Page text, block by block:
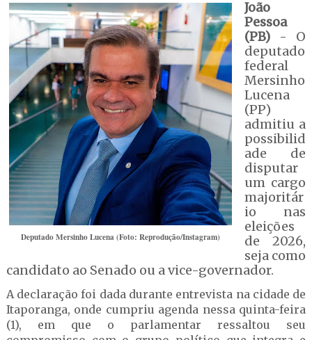
Deputado Mersinho Lucena (Foto: Reprodução/Instagram)
João
Pessoa
(PB)- O
deputado
federal
Mersinho
Lucena
(PP)
admitiu a
possibilid
ade de
disputar
um cargo
majoritár
io nas
eleições
de 2026,
seja como
candidato ao Senado ou a vice-governador.
A declaração foi dada durante entrevista na cidade de
Itaporanga, onde cumpriu agenda nessa quinta-feira
(1), em que o parlamentar ressaltou seu